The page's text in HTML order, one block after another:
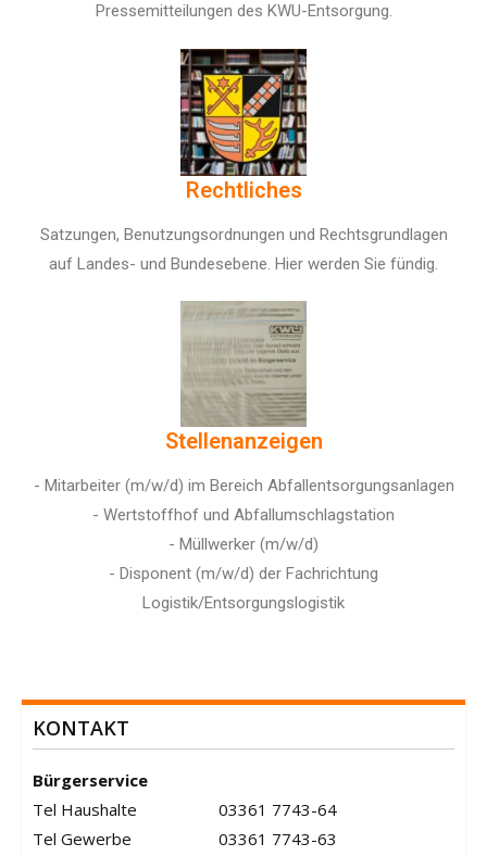
Pressemitteilungen des KWU-Entsorgung.
Rechtliches
Satzungen, Benutzungsordnungen und Rechtsgrundlagen
auf Landes- und Bundesebene. Hier werden Sie fündig.
Stellenanzeigen
- Mitarbeiter (m/w/d) im Bereich Abfallentsorgungsanlagen
- Wertstoffhof und Abfallumschlagstation
- Müllwerker (m/w/d)
- Disponent (m/w/d) der Fachrichtung
Logistik/Entsorgungslogistik
KONTAKT
Bürgerservice
Tel Haushalte
03361 7743-64
Tel Gewerbe
03361 7743-63